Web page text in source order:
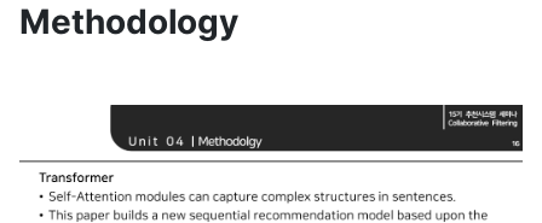
Methodology